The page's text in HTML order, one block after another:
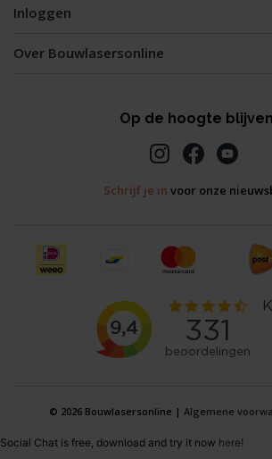
Inloggen
Over Bouwlasersonline
Op de hoogte
Schrijf je in voor onze
© 2026 Bouwlasersonline | Algemene
Social Chat is free, download and try it now here!